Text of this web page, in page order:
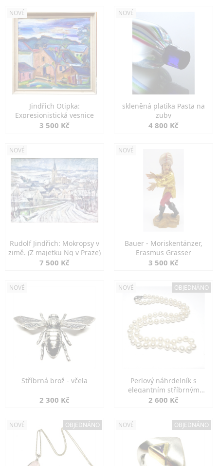
NOVÉ
Jindřich Otipka:
Expresionistická vesnice
3 500 Kč
NOVÉ
skleněná platika Pasta na
zuby
4 800 Kč
NOVÉ
Rudolf Jindřich: Mokropsy v
zimě. (Z majetku Ng v Praze)
7 500 Kč
NOVÉ
Bauer - Moriskentänzer,
Erasmus Grasser
3 500 Kč
NOVÉ
Stříbrná brož - včela
2 300 Kč
NOVÉ OBJEDNÁNO
Perlový náhrdelník s
elegantním stříbrným
zapínáním
2 600 Kč
NOVÉ OBJEDNÁNO NOVÉ OBJEDNÁNO